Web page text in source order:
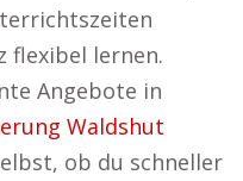
flexibel lernen.
Angebote in
Waldshut
ob du schneller